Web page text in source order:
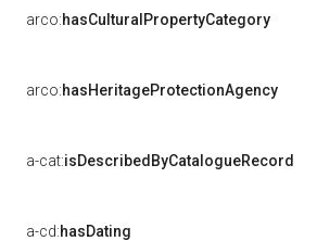
arco:hasCulturalPropertyCategory
arco:hasHeritageProtectionAgency
a-cat:isDescribedByCatalogueRecord
a-cd:hasDating